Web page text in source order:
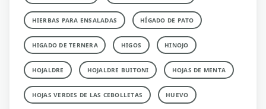
HIERBAS PARA ENSALADAS HÍGADO DE PATO
HIGADO DE TERNERA HIGOS HINOJO
HOJALDRE HOJALDRE BUITONI HOJAS DE MENTA
HOJAS VERDES DE LAS CEBOLLETAS HUEVO